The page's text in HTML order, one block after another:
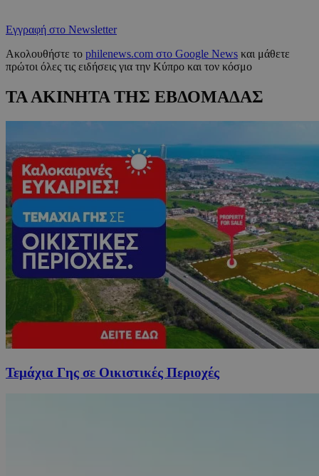
Εγγραφή στο Newsletter
Ακολουθήστε το philenews.com στο Google News και μάθετε
πρώτοι όλες τις ειδήσεις για την Κύπρο και τον κόσμο
ΤΑ ΑΚΙΝΗΤΑ ΤΗΣ ΕΒΔΟΜΑΔΑΣ
Τεμάχια Γης σε Οικιστικές Περιοχές